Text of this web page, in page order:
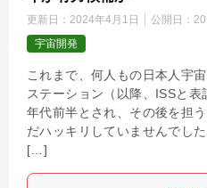
更新日： 2024年4月1日 公開日：
宇宙開発
これまで、何人もの日本人宇
ステーション（以降、ISSと
年代前半とされ、その後を担
だハッキリしていませんでし
[…]